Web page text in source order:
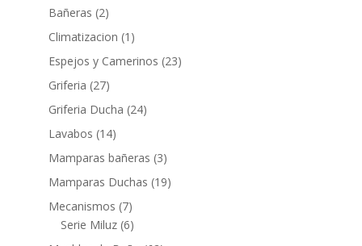
Bañeras 22
productos
Climatizacion 1 1
producto
Espejos y Camerinos 2323
Griferia 2727
productos
Griferia Ducha 2424
Lavabos 1414
productos
Mamparas bañeras 33
productos
Mamparas Duchas 1919
Mecanismos 77
productos
Serie Miluz 66
productos